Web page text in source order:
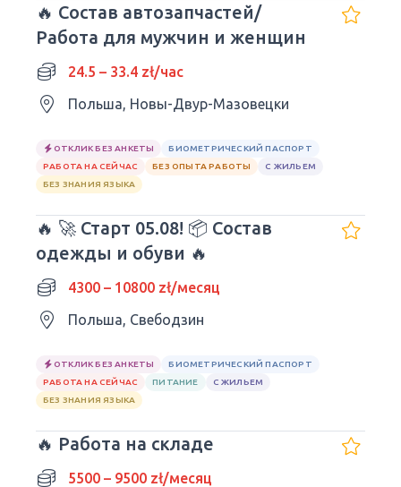
🔥 Состав автозапчастей/
Работа для мужчин и женщин
24.5 – 33.4 zł/час
Польша, Новы-Двур-Мазовецки
ОТКЛИК БЕЗ АНКЕТЫ
БИОМЕТРИЧЕСКИЙ ПАСПОРТ
РАБОТА НА СЕЙЧАС
БЕЗ ОПЫТА РАБОТЫ
С ЖИЛЬЕМ
БЕЗ ЗНАНИЯ ЯЗЫКА
🔥 🚀 Старт 05.08! 📦 Состав
одежды и обуви 🔥
4300 – 10800 zł/месяц
Польша, Свебодзин
ОТКЛИК БЕЗ АНКЕТЫ
БИОМЕТРИЧЕСКИЙ ПАСПОРТ
РАБОТА НА СЕЙЧАС
ПИТАНИЕ
С ЖИЛЬЕМ
БЕЗ ЗНАНИЯ ЯЗЫКА
🔥 Работа на складе
5500 – 9500 zł/месяц